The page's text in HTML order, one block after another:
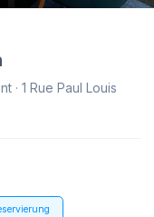
· 1 Rue Paul Louis